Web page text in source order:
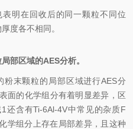
明在回收后的同一颗粒不同位
度各不相同。
部区域的AES分析。
末颗粒的局部区域进行AES分
面的化学组分有着明显差异，区
还含有Ti-6Al-4V中常见的杂质F
学组分上存在局部差异，且这种